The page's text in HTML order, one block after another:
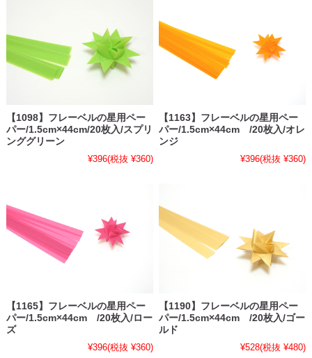
【1098】フレーベルの星用ペー
パー/1.5cm×44cm/20枚入/スプリ
ンググリーン
¥396(税抜 ¥360)
【1163】フレーベルの星用ペー
パー/1.5cm×44cm /20枚入/オレ
ンジ
¥396(税抜 ¥360)
【1165】フレーベルの星用ペー
パー/1.5cm×44cm /20枚入/ロー
ズ
¥396(税抜 ¥360)
【1190】フレーベルの星用ペー
パー/1.5cm×44cm /20枚入/ゴー
ルド
¥528(税抜 ¥480)